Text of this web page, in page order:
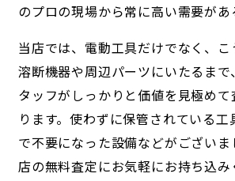
のプロの現場から常に高い需要があ
当店では、電動工具だけでなく、
溶断機器や周辺パーツにいたるまで
タッフがしっかりと価値を見極め
ります。使わずに保管されている
で不要になった設備などがござい
店の無料査定にお気軽にお持ち込み